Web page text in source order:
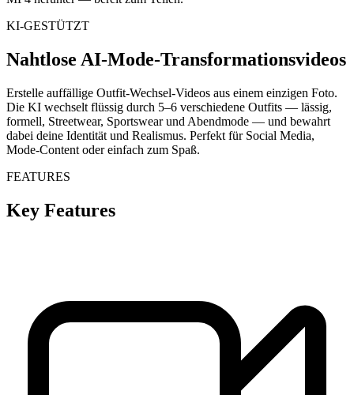
KI-GESTÜTZT
Nahtlose AI-Mode-Transformationsvideos
Erstelle auffällige Outfit-Wechsel-Videos aus einem einzigen Foto.
Die KI wechselt flüssig durch 5–6 verschiedene Outfits — lässig,
formell, Streetwear, Sportswear und Abendmode — und bewahrt
dabei deine Identität und Realismus. Perfekt für Social Media,
Mode-Content oder einfach zum Spaß.
FEATURES
Key Features